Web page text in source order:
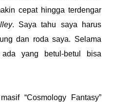
cepat hingga terdengar
. Saya tahu saya harus
dan roda saya. Selama
yang betul-betul bisa
“Cosmology Fantasy”